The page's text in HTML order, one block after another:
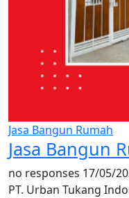
Jasa Bangun Rumah
Jasa Bangun
no responses 17/05/
PT. Urban Tukang